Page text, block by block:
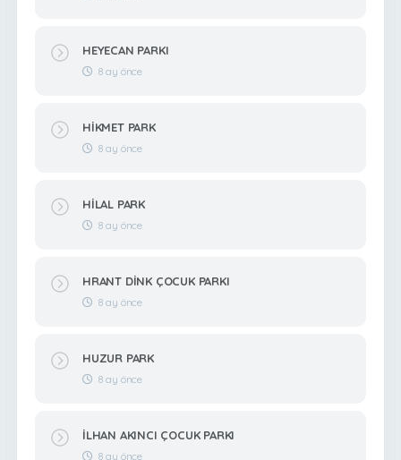
HEYECAN PARKI
8 ay önce
HİKMET PARK
8 ay önce
HİLAL PARK
8 ay önce
HRANT DİNK ÇOCUK PARKI
8 ay önce
HUZUR PARK
8 ay önce
İLHAN AKINCI ÇOCUK PARKI
8 ay önce